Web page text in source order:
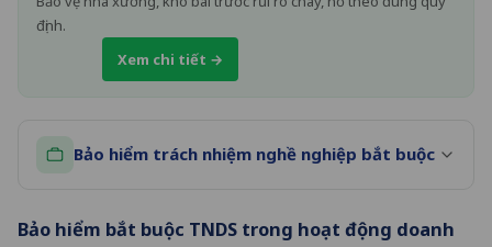
định.
Xem chi tiết →
Bảo hiểm trách nhiệm nghề nghiệp bắt buộc
Bảo hiểm bắt buộc TNDS trong hoạt động doanh